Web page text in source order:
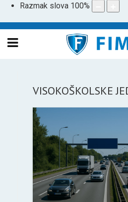
Razmak slova 100%
VISOKOŠKOLSKE